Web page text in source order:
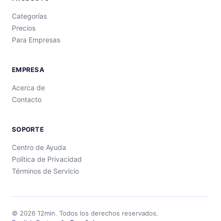
Categorías
Precios
Para Empresas
EMPRESA
Acerca de
Contacto
SOPORTE
Centro de Ayuda
Política de Privacidad
Términos de Servicio
© 2026 12min. Todos los derechos reservados.